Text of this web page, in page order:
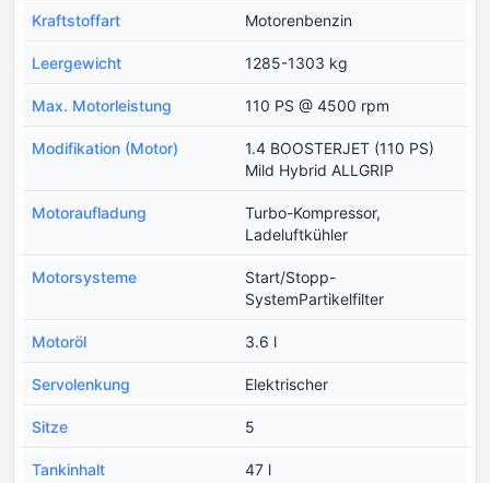
Kraftstoffart Motorenbenzin
Leergewicht 1285-1303 kg
Max. Motorleistung 110 PS @ 4500 rpm
Modifikation (Motor)
1.4 BOOSTERJET (110 PS)
Mild Hybrid ALLGRIP
Motoraufladung
Turbo-Kompressor,
Ladeluftkühler
Motorsysteme
Start/Stopp-
SystemPartikelfilter
Motoröl 3.6 l
Servolenkung Elektrischer
Sitze 5
Tankinhalt 47 l